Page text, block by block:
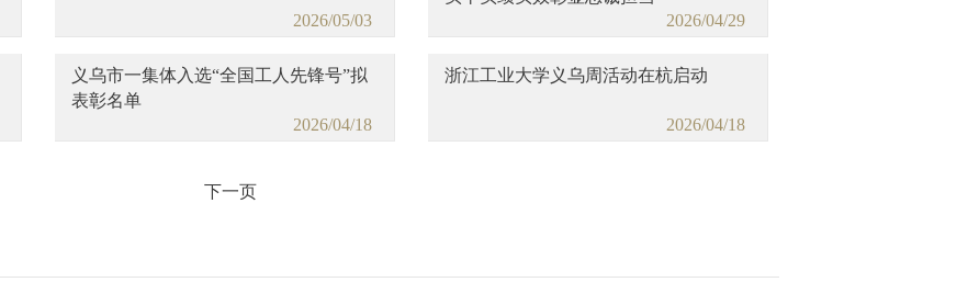
2026/05/03
2026/04/29
义乌市一集体入选“全国工人先锋号”拟
表彰名单
2026/04/18
浙江工业大学义乌周活动在杭启动
2026/04/18
下一页